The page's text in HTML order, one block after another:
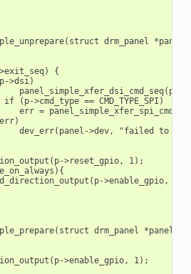
drm_panel *panel)
drm_panel *panel)